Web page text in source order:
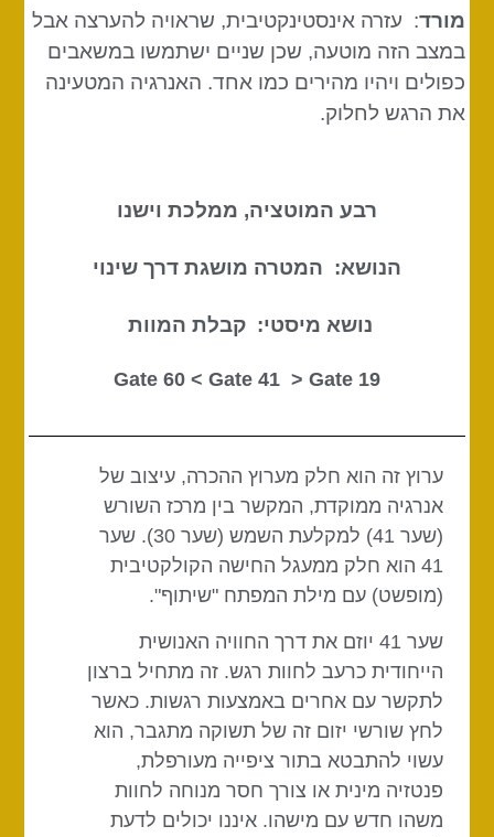
מורד: עזרה אינסטינקטיבית, שראויה להערצה אבל
במצב הזה מוטעה, שכן שניים ישתמשו במשאבים
כפולים ויהיו מהירים כמו אחד. האנרגיה המטעינה
את הרגש לחלוק.
רבע המוטציה, ממלכת וישנו
הנושא: המטרה מושגת דרך שינוי
נושא מיסטי: קבלת המוות
19 Gate 60 <
Gate 41 > Gate
ערוץ זה הוא חלק מערוץ ההכרה, עיצוב של
אנרגיה ממוקדת, המקשר בין מרכז השורש
(שער 41) למקלעת השמש (שער 30). שער
41 הוא חלק ממעגל החישה הקולקטיבית
(מופשט) עם מילת המפתח "שיתוף".
שער 41 יוזם את דרך החוויה האנושית
הייחודית כרעב לחוות רגש. זה מתחיל ברצון
לתקשר עם אחרים באמצעות רגשות. כאשר
לחץ שורשי יזום זה של תשוקה מתגבר, הוא
עשוי להתבטא בתור ציפייה מעורפלת,
פנטזיה מינית או צורך חסר מנוחה לחוות
משהו חדש עם מישהו. איננו יכולים לדעת